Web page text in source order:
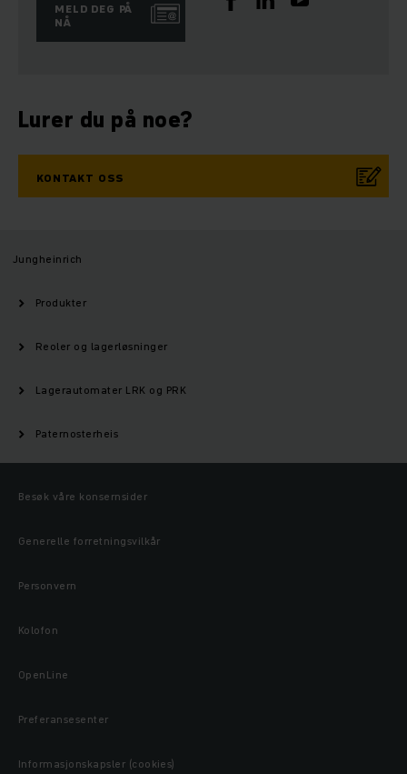
MELD DEG PÅ
NÅ
Lurer du på noe?
KONTAKT OSS
Jungheinrich
Produkter
Reoler og lagerløsninger
Lagerautomater LRK og PRK
Paternosterheis
Besøk våre konsernsider
Generelle forretningsvilkår
Personvern
Kolofon
OpenLine
Preferansesenter
Informasjonskapsler (cookies)